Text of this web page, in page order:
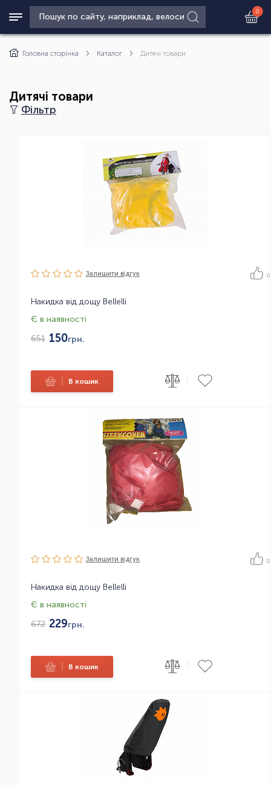
0
Головна сторінка Каталог Дитячі товари
Дитячі товари
Фільтр
Залишити вiдгук 0
Накидка від дощу Bellelli
Є в наявності
651 150грн.
В кошик
Залишити вiдгук 0
Накидка від дощу Bellelli
Є в наявності
672 229грн.
В кошик